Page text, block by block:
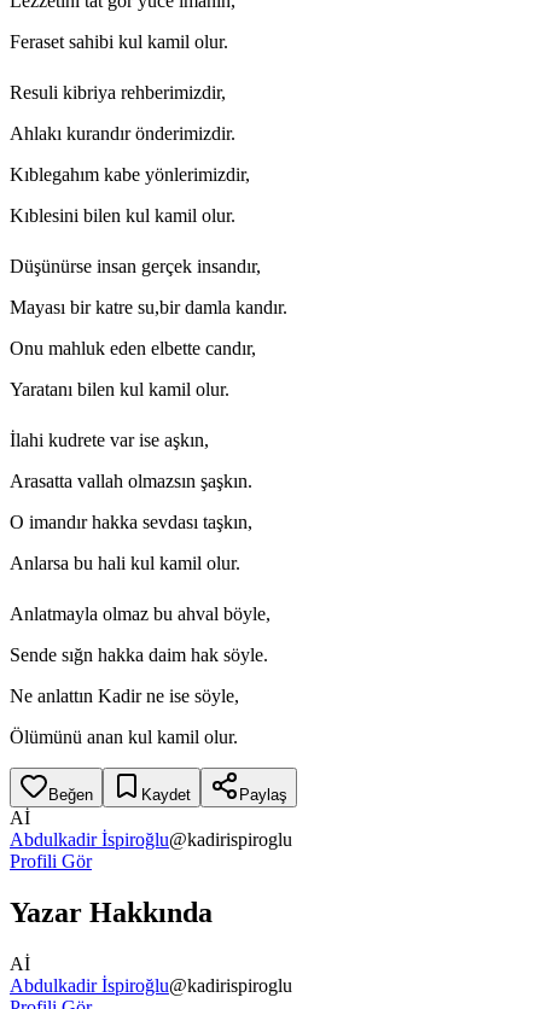
Feraset sahibi kul kamil olur.
Resuli kibriya rehberimizdir,
Ahlakı kurandır önderimizdir.
Kıblegahım kabe yönlerimizdir,
Kıblesini bilen kul kamil olur.
Düşünürse insan gerçek insandır,
Mayası bir katre su,bir damla kandır.
Onu mahluk eden elbette candır,
Yaratanı bilen kul kamil olur.
İlahi kudrete var ise aşkın,
Arasatta vallah olmazsın şaşkın.
O imandır hakka sevdası taşkın,
Anlarsa bu hali kul kamil olur.
Anlatmayla olmaz bu ahval böyle,
Sende sığn hakka daim hak söyle.
Ne anlattın Kadir ne ise söyle,
Ölümünü anan kul kamil olur.
Beğen Kaydet Paylaş
Aİ
Abdulkadir İspiroğlu@kadirispiroglu
Profili Gör
Yazar Hakkında
Aİ
Abdulkadir İspiroğlu@kadirispiroglu